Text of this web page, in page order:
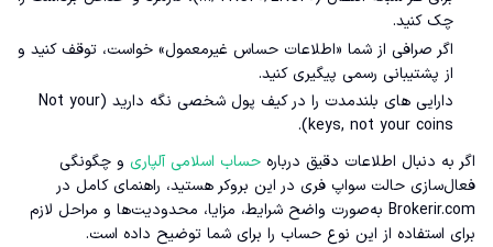
چک کنید.
اگر صرافی از شما «اطلاعات حساس غیرمعمول» خواست، توقف کنید و
از پشتیبانی رسمی پیگیری کنید.
دارایی های بلندمدت را در کیف پول شخصی نگه دارید (Not your
keys, not your coins).
اگر به دنبال اطلاعات دقیق درباره حساب اسلامی آلپاری و چگونگی
فعال‌سازی حالت سواپ فری در این بروکر هستید، راهنمای کامل در
Brokerir.com به‌صورت واضح شرایط، مزایا، محدودیت‌ها و مراحل لازم
برای استفاده از این نوع حساب را برای شما توضیح داده است.